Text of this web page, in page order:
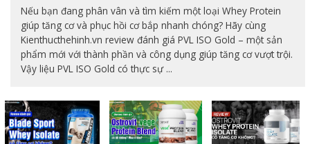
Nếu bạn đang phân vân và tìm kiếm một loại Whey Protein
giúp tăng cơ và phục hồi cơ bắp nhanh chóng? Hãy cùng
Kienthucthehinh.vn review đánh giá PVL ISO Gold – một sản
phẩm mới với thành phần và công dụng giúp tăng cơ vượt trội.
Vậy liệu PVL ISO Gold có thực sự ...